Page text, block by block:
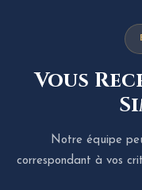
Vous
Notre équipe
correspondant à vos